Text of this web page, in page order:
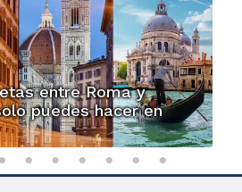
entre Roma y
puedes hacer en